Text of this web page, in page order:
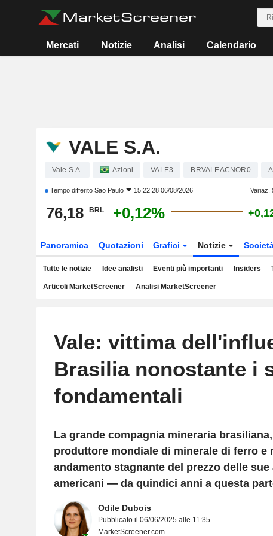
Mercati Notizie Analisi Calendario
VALE S.A.
Vale S.A. Azioni VALE3 BRVALEACNOR0
Tempo differito Sao Paulo 15:22:28 06/08/2026 Variaz.
76,18 BRL +0,12%
Panoramica Quotazioni Grafici Notizie
Tutte le notizie Idee analisti Eventi più importanti Insiders
Articoli MarketScreener Analisi MarketScreener
Vale: vittima
Brasilia nonostante i
fondamentali
La grande compagnia mineraria
produttore mondiale di minerale di ferro e
andamento stagnante del prezzo delle
americani — da quindici anni a questa
Odile Dubois
Pubblicato il 06/06/2025 alle 11:35
MarketScreener.com